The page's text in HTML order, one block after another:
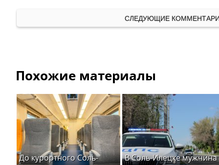
СЛЕДУЮЩИЕ
Похожие материалы
До курортного Соль-
В Соль-Илецке мужчина